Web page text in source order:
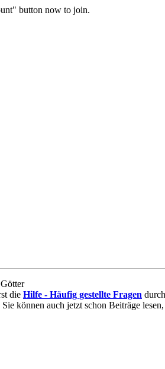
button now to join.
die Hilfe - Häufig gestellte Fragen
können auch jetzt schon Beiträge